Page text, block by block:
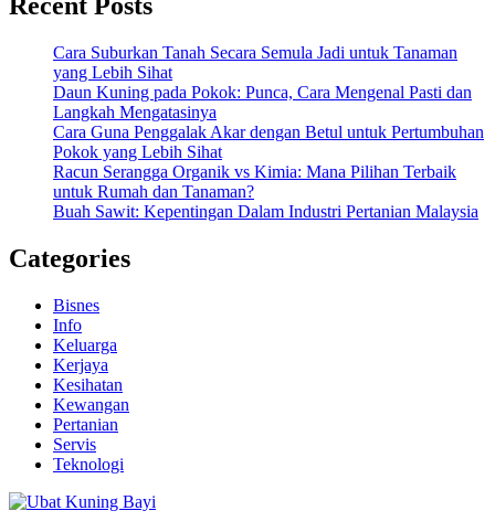
Cara Suburkan Tanah Secara Semula Jadi untuk Tanaman
yang Lebih Sihat
Daun Kuning pada Pokok: Punca, Cara Mengenal Pasti dan
Langkah Mengatasinya
Cara Guna Penggalak Akar dengan Betul untuk Pertumbuhan
Pokok yang Lebih Sihat
Racun Serangga Organik vs Kimia: Mana Pilihan Terbaik
untuk Rumah dan Tanaman?
Buah Sawit: Kepentingan Dalam Industri Pertanian Malaysia
Categories
Bisnes
Info
Keluarga
Kerjaya
Kesihatan
Kewangan
Pertanian
Servis
Teknologi